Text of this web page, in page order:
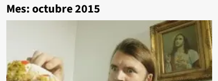
Mes: octubre 2015